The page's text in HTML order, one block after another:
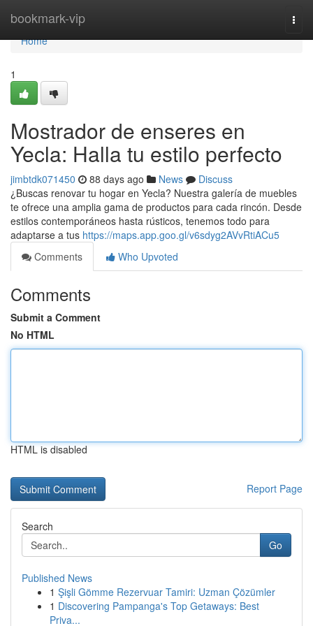
bookmark-vip
Home
Home
1
Mostrador de enseres en
Yecla: Halla tu estilo perfecto
jimbtdk071450 88 days ago News
Discuss
¿Buscas renovar tu hogar en Yecla? Nuestra galería de muebles
te ofrece una amplia gama de productos para cada rincón. Desde
estilos contemporáneos hasta rústicos, tenemos todo para
adaptarse a tus https://maps.app.goo.gl/v6sdyg2AVvRtiACu5
Comments
Who Upvoted
Comments
Submit a Comment
No HTML
HTML is disabled
Report Page
Search
Go
Published News
1 Şişli Gömme Rezervuar Tamiri: Uzman Çözümler
1 Discovering Pampanga's Top Getaways: Best
Priva...